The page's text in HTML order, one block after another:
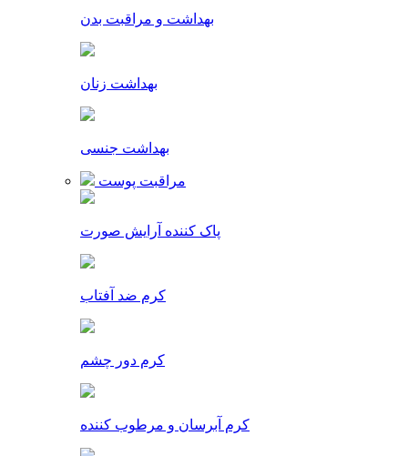
بهداشت و مراقبت بدن
بهداشت زنان
بهداشت جنسی
مراقبت پوست
پاک کننده آرایش صورت
کرم ضد آفتاب
کرم دور چشم
کرم آبرسان و مرطوب کننده